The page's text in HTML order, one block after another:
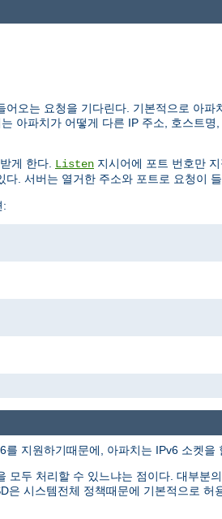
오는 요청을 기다린다. 기본적으로 아
아파치가 어떻게 다른 IP 주소, 호스트
게 한다. Listen 지시어에 포트 번호만
. 서버는 열거한 주소와 포트로 요청이
:
지원하기때문에, 아파치는 IPv6 소켓을
모두 처리할 수 있느냐는 점이다. 대부분
시스템전체 정책때문에 기본적으로